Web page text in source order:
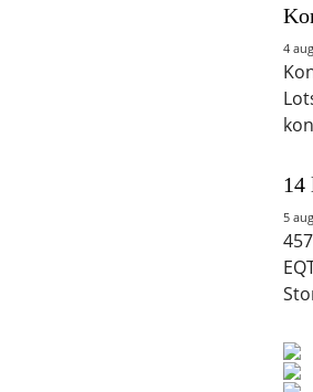
4
14
5